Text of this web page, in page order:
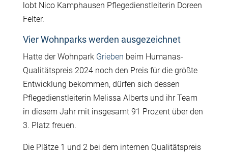
lobt Nico Kamphausen Pflegedienstleiterin Doreen
Felter.
Vier Wohnparks werden ausgezeichnet
Hatte der Wohnpark Grieben beim Humanas-
Qualitätspreis 2024 noch den Preis für die größte
Entwicklung bekommen, dürfen sich dessen
Pflegedienstleiterin Melissa Alberts und ihr Team
in diesem Jahr mit insgesamt 91 Prozent über den
3. Platz freuen.
Die Plätze 1 und 2 bei dem internen Qualitätspreis